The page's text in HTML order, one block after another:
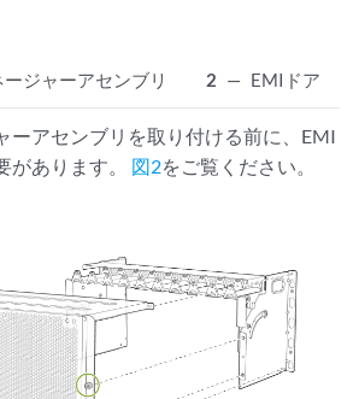
ジャーアセンブリ 2 — EMIドア
ーアセンブリを取り付ける前に、EMI
があります。 図2をご覧ください。